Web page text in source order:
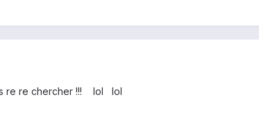
re re chercher !!! lol lol